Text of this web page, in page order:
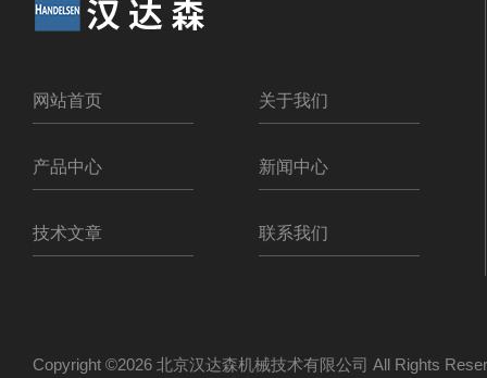
网站首页 关于我们
产品中心 新闻中心
技术文章 联系我们
Copyright ©2026 北京汉达森机械技术有限公司 All Rights